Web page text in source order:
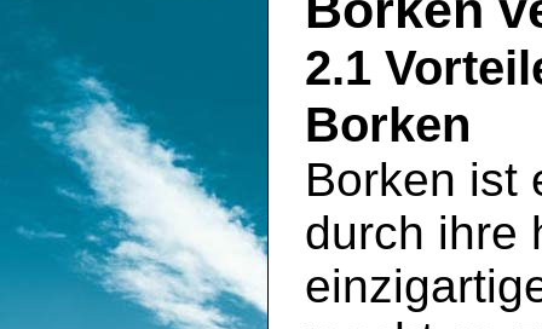
2.1
Borken
Borken ist
durch ihre